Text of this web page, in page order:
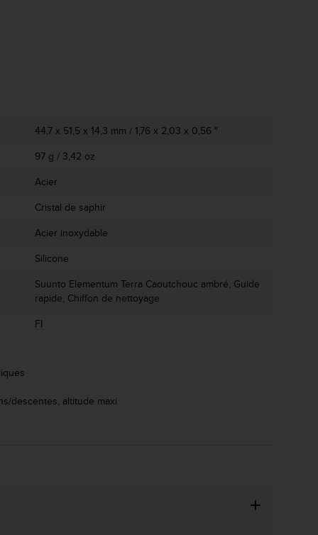
44,7 x 51,5 x 14,3 mm / 1,76 x 2,03 x 0,56 "
97 g / 3,42 oz
Acier
Cristal de saphir
Acier inoxydable
Silicone
Suunto Elementum Terra Caoutchouc ambré, Guide
rapide, Chiffon de nettoyage
FI
descentes, altitude maxi